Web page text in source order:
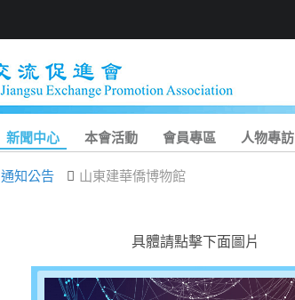
新聞中心 本會活動 會員專區 人物專訪
通知公告 山東建華僑博物館
具體請點擊下面圖片